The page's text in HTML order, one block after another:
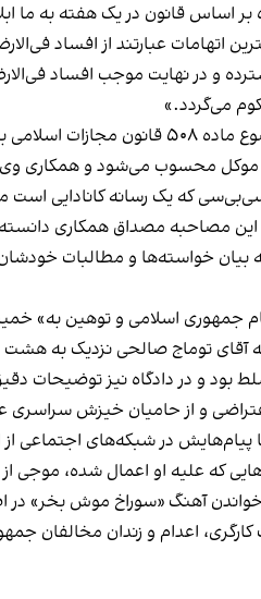
و در نهایت موجب افساد
رئیسیان افزود: «اتهام دیگر همکاری
موکل محسوب می‌شود و همکاری
که یک رسانه کانادایی است
مصاحبه مصداق همکاری
جمهوری اسلامی و توهین به»
توماج صالحی نزدیک به هشت
و در دادگاه نیز توضیحات
و از حامیان خیزش
پیام‌هایش در شبکه‌های اجتماعی
که علیه او اعمال شده، موجی از
اعدام‌ و زندان مخالفان